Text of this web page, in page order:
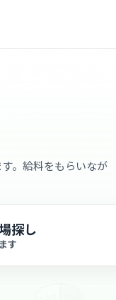
。給料をもらいなが
探し
す